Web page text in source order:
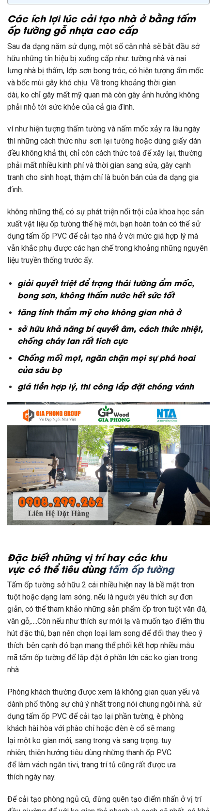
Các ích lợi lúccải tạo nhà ở bằng tấm
ốp tường gỗ nhựa cao cấp
Sau đa dạng năm sử dụng, một số căn nhà sẽ bắt đầu sở
hữu những tín hiệu bị xuống cấp như: tường nhà và nai
lưng nhà bị thấm, lớp sơn bong tróc, có hiện tượng ẩm mốc
và bốc mùi gây khó chịu. Về trong khoảng thời gian
dài, ko chỉ gây mất mỹ quan mà còn gây ảnh hưởng không
phải nhỏ tới sức khỏe của cả gia đình.
ví như hiện tượng thấm tường và nấm mốc xảy ra lâu ngày
thì những cách thức như sơn lại tường hoặc dùng giấy dán
đều không khả thi, chỉ còn cách thức toá để xây lại, thường
phải mất nhiều kinh phí và thời gian sang sửa, gây cạnh
tranh cho sinh hoạt, thậm chí là buôn bán của đa dạng gia
đình.
không những thế, có sự phát triện nổi trội của khoa học sản
xuất vật liệu ốp tường thế hệ mới, bạn hoàn toàn có thể sử
dụng tấm ốp PVC để cải tạo nhà ởvới mức giá hợp lý mà
vẫn khắc phụ được các hạn chế trong khoảng những nguyên
liệu truyền thống trước ấy.
giải quyếttriệt đểtrạng tháitường ẩm mốc,
bong sơn, không thấm nước hết sức tốt
tăngtính thẩm mỹ cho khônggian nhà ở
sở hữukhả năngbí quyếtâm, cách thứcnhiệt,
chống cháy lan rất tích cực
Chống mối mọt, ngăn chặn mọi sự phá hoai
củasâu bọ
giá tiềnhợp lý, thi công lắp đặtchóng vánh
Đặc biếtnhữngvị trí haycáckhu
vực cóthểtiêu dùng tấm ốp tường
Tấm ốp tường sở hữu 2 cái nhiều hiện nay là bề mặt trơn
tuột hoặc dạng lam sóng. nếu là người yêu thích sự đơn
giản, có thể tham khảo những sản phẩm ốp trơn tuột vân đá,
vân gỗ,….Còn nếu như thích sự mới lạ và muốn tạo điểm thu
hút đặc thù, bạn nên chọn loại lam song đểđổi thay theo ý
thích. bên cạnh đó bạn mang thể phối kết hợp nhiều mẫu
mã tấm ốp tường để lắp đặt ởphần lớn các ko gian trong
nhà
Phòng khách thường được xem là không gian quan yếu và
dành phổ thông sự chú ý nhất trong nói chung ngôi nhà. sử
dụng tấm ốp PVC để cải tạo lại phần tường, è phòng
khách hài hòa với phào chỉ hoặc đèn è cổ sẽ mang
lại một ko gian mới, sang trọng và sang trọng. tuy
nhiên, thiên hướng tiêu dùng những thanh ốp PVC
để làm vách ngăn tivi, trang trítủ cũng rất được ưa
thích ngày nay.
Để cải tạo phòng ngủ cũ, đừng quên tạo điểm nhấn ở vị trí